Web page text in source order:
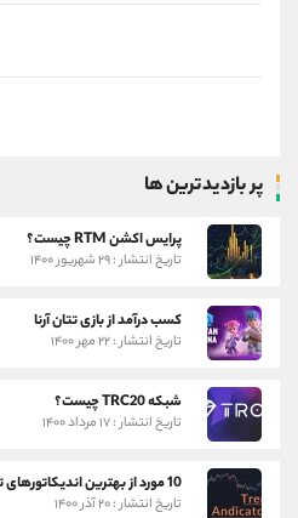
پر بازدیدترین ها
پرایس اکشن RTM چیست؟
تاریخ انتشار : ۲۹ شهریور ۱۴۰۰
کسب درآمد از بازی تتان آرنا
تاریخ انتشار : ۲۲ مهر ۱۴۰۰
شبکه TRC20 چیست؟
تاریخ انتشار : ۱۷ مرداد ۱۴۰۰
10 مورد از بهترین اندیکاتورهای تشخیص روند
تاریخ انتشار : ۲۰ آذر ۱۴۰۰